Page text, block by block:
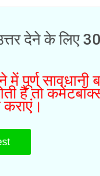
देने के लिए
पूर्ण सावधानी
है तो